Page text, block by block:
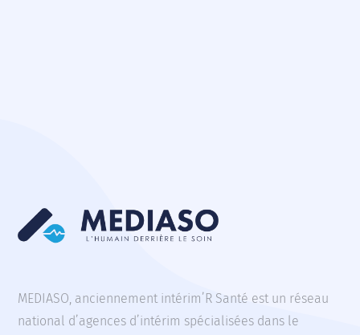
MEDIASO, anciennement intérim’R Santé est un réseau
national d’agences d’intérim spécialisées dans le